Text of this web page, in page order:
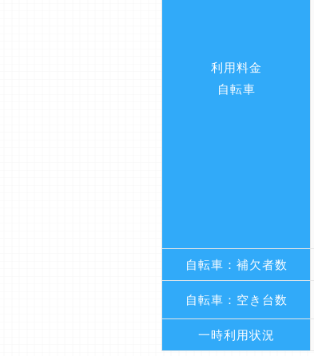
利用料金
自転車
自転車：補欠者数
自転車：空き台数
一時利用状況